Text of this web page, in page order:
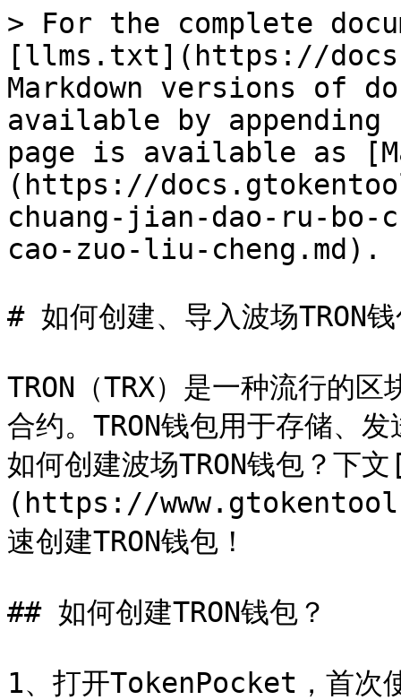
> For the complete
[llms.txt](https://
Markdown versions of
available by
page is available as
(https://
chuang-jian-dao-ru-bo-
cao-zuo-liu-cheng.md).
# 如何创建、导入波场TRON
TRON（TRX）是一种流行的
合约。TRON钱包用于存储、
如何创建波场TRON钱包？
(https://
速创建TRON钱包！
## 如何创建TRON钱包？
1、打开TokenPocket，首次